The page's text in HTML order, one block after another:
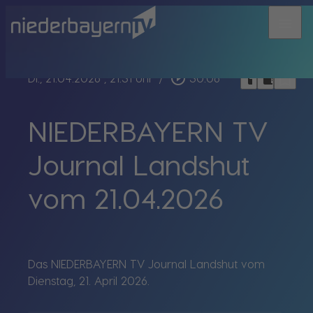
Di., 21.04.2026 , 21:31 Uhr / play_circle_outline 30:06 headphoneschrome_reader_modebookmark_border
NIEDERBAYERN TV
Journal Landshut
vom 21.04.2026
Das NIEDERBAYERN TV Journal Landshut vom
Dienstag, 21. April 2026.